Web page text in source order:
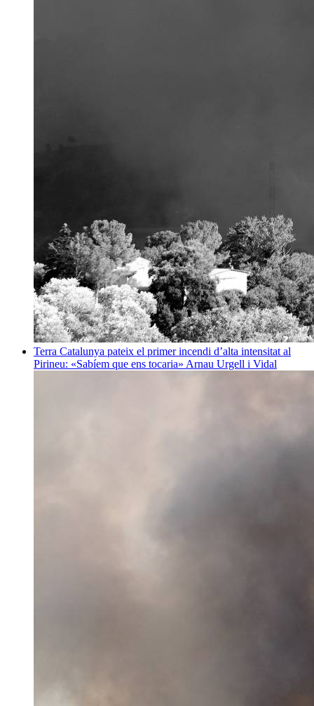
Terra Catalunya pateix el primer incendi d’alta intensitat al
Pirineu: «Sabíem que ens tocaria» Arnau Urgell i Vidal